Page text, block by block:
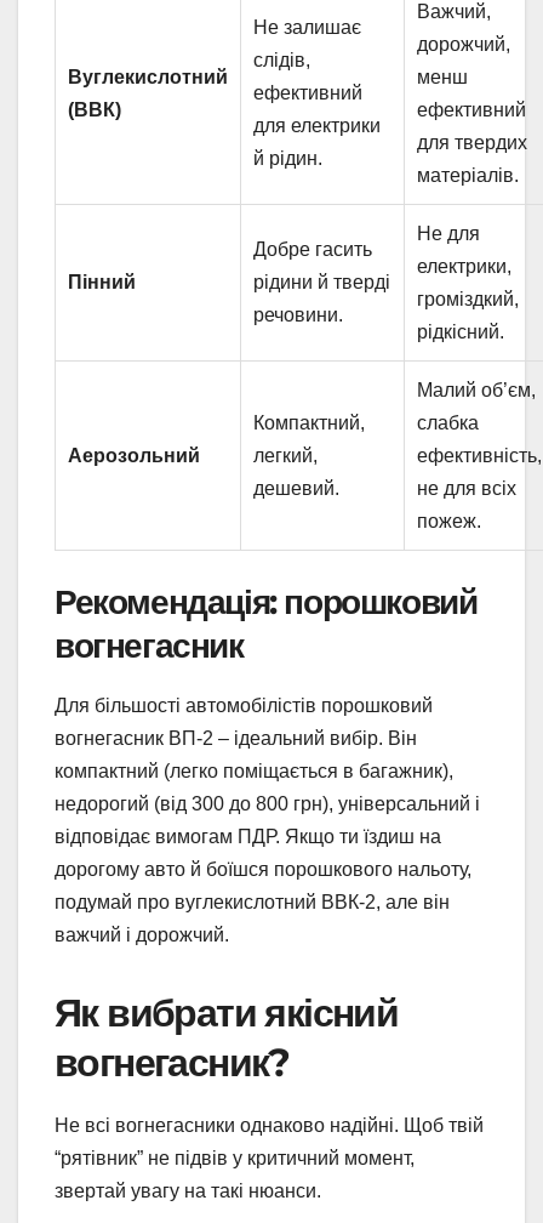
Вуглекислотний
(ВВК)
Не залишає
слідів,
ефективний
для електрики
й рідин.
Важчий,
дорожчий,
менш
ефективний
для твердих
матеріалів.
Пінний
Добре гасить
рідини й тверді
речовини.
Не для
електрики,
громіздкий,
рідкісний.
Аерозольний
Компактний,
легкий,
дешевий.
Малий об’єм,
слабка
ефективність,
не для всіх
пожеж.
Рекомендація: порошковий
вогнегасник
Для більшості автомобілістів порошковий
вогнегасник ВП-2 – ідеальний вибір. Він
компактний (легко поміщається в багажник),
недорогий (від 300 до 800 грн), універсальний і
відповідає вимогам ПДР. Якщо ти їздиш на
дорогому авто й боїшся порошкового нальоту,
подумай про вуглекислотний ВВК-2, але він
важчий і дорожчий.
Як вибрати якісний
вогнегасник?
Не всі вогнегасники однаково надійні. Щоб твій
“рятівник” не підвів у критичний момент,
звертай увагу на такі нюанси.